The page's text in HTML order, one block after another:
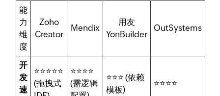
能
力
维
度
Zoho
Creator
Mendix
用友
YonBuilder
OutSystems
开
发
速
⭐⭐⭐⭐⭐
(拖拽式
⭐⭐⭐⭐
(需逻辑
⭐⭐⭐ (依赖
模板)
⭐⭐⭐⭐